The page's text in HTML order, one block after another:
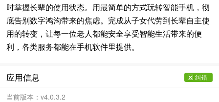
时掌握长辈的使用状态。用最简单的方式玩转智能手机，彻
底告别数字鸿沟带来的焦虑。完成从子女代劳到长辈自主使
用的转变，让每一位老人都能安全享受智能生活带来的便
利，各类服务都能在手机软件里提供。
应用信息
当前版本：v4.0.3.2
纠错